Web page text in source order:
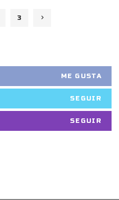
3
ME GUSTA
SEGUIR
SEGUIR